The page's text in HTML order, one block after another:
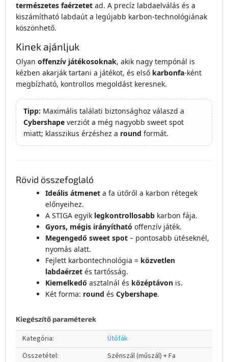
természetes faérzetet ad. A precíz labdaelválás és a
kiszámítható labdaút a legújabb karbon-technológiának
köszönhető.
Kinek ajánljuk
Olyan offenzív játékosoknak, akik nagy tempónál is
kézben akarják tartani a játékot, és első karbonfa-ként
megbízható, kontrollos megoldást keresnek.
Tipp: Maximális találati biztonsághoz válaszd a
Cybershape verziót a még nagyobb sweet spot
miatt; klasszikus érzéshez a round formát.
Rövid összefoglaló
Ideális átmenet a fa ütőről a karbon rétegek
előnyeihez.
A STIGA egyik legkontrollosabb karbon fája.
Gyors, mégis irányítható offenzív játék.
Megengedő sweet spot – pontosabb ütéseknél,
nyomás alatt.
Fejlett karbontechnológia = közvetlen
labdaérzet és tartósság.
Kiemelkedő asztalnál és középtávon is.
Két forma: round és Cybershape.
Kiegészítő paraméterek
Kategória:
Ütőfák
Összetétel:
Szénszál (műszál) + Fa